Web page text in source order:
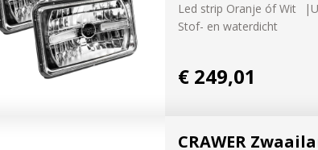
Led strip Oranje óf Wit
Stof- en waterdicht
€ 249,01
CRAWER